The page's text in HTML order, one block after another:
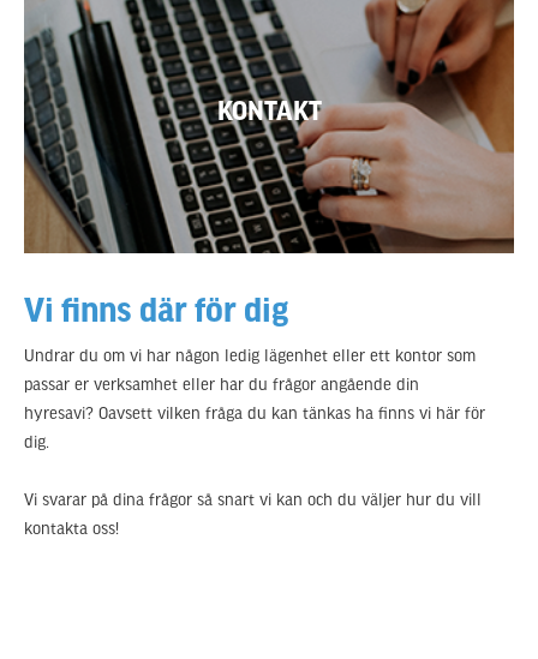
KONTAKT
TILL KONTAKT
Vi finns där för dig
Undrar du om vi har någon ledig lägenhet eller ett kontor som
passar er verksamhet eller har du frågor angående din
hyresavi? Oavsett vilken fråga du kan tänkas ha finns vi här för
dig.
Vi svarar på dina frågor så snart vi kan och du väljer hur du vill
kontakta oss!